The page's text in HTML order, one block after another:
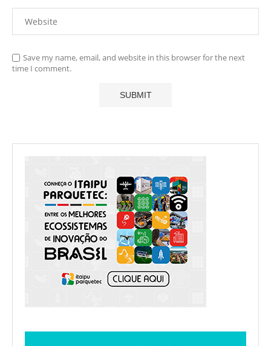
Save my name, email, and website in this browser for the next
time I comment.